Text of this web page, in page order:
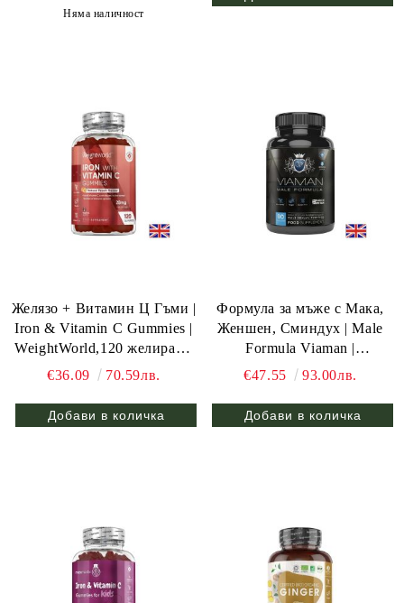
Няма наличност
Желязо + Витамин Ц Гъми |
Iron & Vitamin C Gummies |
WeightWorld,120 желирани
табл.
€36.09 70.59лв.
Формула за мъже с Мака,
Женшен, Сминдух | Male
Formula Viaman |
WeightWorld, 90 капс.
€47.55 93.00лв.